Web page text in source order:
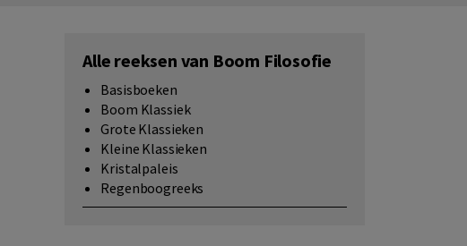
Alle reeksen van Boom Filosofie
Basisboeken
Boom Klassiek
Grote Klassieken
Kleine Klassieken
Kristalpaleis
Regenboogreeks